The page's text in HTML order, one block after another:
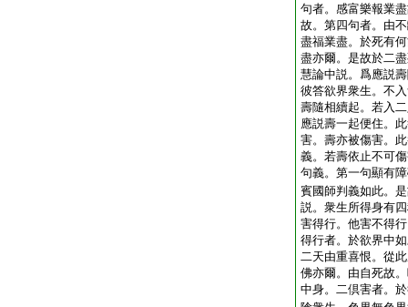
句者。感富樂報業
故。第四句者。由
盡福業盡。於死有
盡亦爾。是故於二
慧論中説。爲應説
彼答欲界衆生。不
壽隨相續起。若入
應説壽一起便住。
害。壽亦被傷害。
義。若壽依止不可
句義。第一句顯有
賓國師判義如此。
説。衆生所得身有
害得行。他害不得
得行者。於欲界中
二天由重喜恨。從
佛亦爾。由自死故
中身。二倶害者。